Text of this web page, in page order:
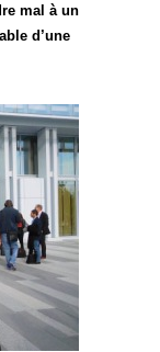
mal à un
d’une